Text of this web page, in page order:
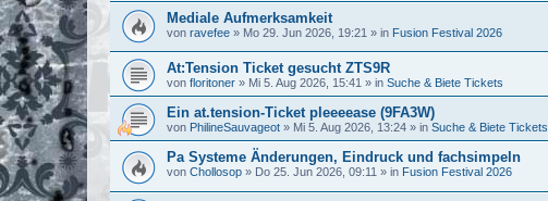
Mediale Aufmerksamkeit
von ravefee » Mo 29. Jun 2026, 19:21 » in Fusion Festival 2026
At:Tension Ticket gesucht ZTS9R
von floritoner » Mi 5. Aug 2026, 15:41 » in Suche & Biete Tickets
Ein at.tension-Ticket pleeeease (9FA3W)
von PhilineSauvageot » Mi 5. Aug 2026, 13:24 » in Suche & Biete Tickets
Pa Systeme Änderungen, Eindruck und fachsimpeln
von Chollosop » Do 25. Jun 2026, 09:11 » in Fusion Festival 2026